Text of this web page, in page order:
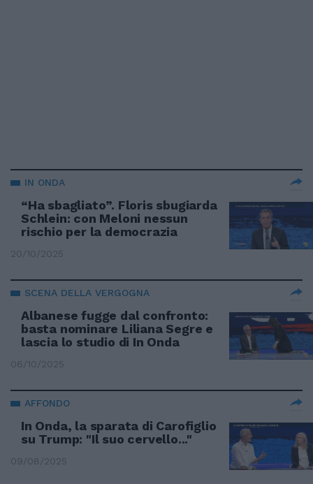
IN ONDA
“Ha sbagliato”. Floris sbugiarda
Schlein: con Meloni nessun
rischio per la democrazia
20/10/2025
SCENA DELLA VERGOGNA
Albanese fugge dal confronto:
basta nominare Liliana Segre e
lascia lo studio di In Onda
06/10/2025
AFFONDO
In Onda, la sparata di Carofiglio
su Trump: "Il suo cervello..."
09/08/2025